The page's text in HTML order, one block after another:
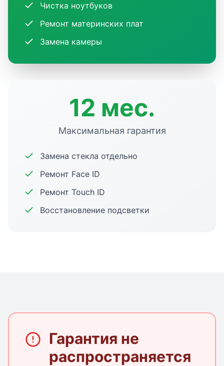
Чистка ноутбуков
Ремонт материнских плат
Замена камеры
12 мес.
Максимальная гарантия
Замена стекла отдельно
Ремонт Face ID
Ремонт Touch ID
Восстановление подсветки
Гарантия не
распространяется